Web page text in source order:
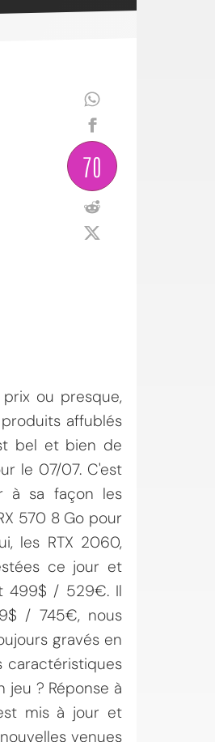
70
ou presque,
affublés
bel et bien de
le 07/07. C'est
à sa façon les
570 8 Go pour
les RTX 2060,
ce jour et
499$ / 529€. Il
/ 745€, nous
gravés en
caractéristiques
? Réponse à
mis à jour et
venues